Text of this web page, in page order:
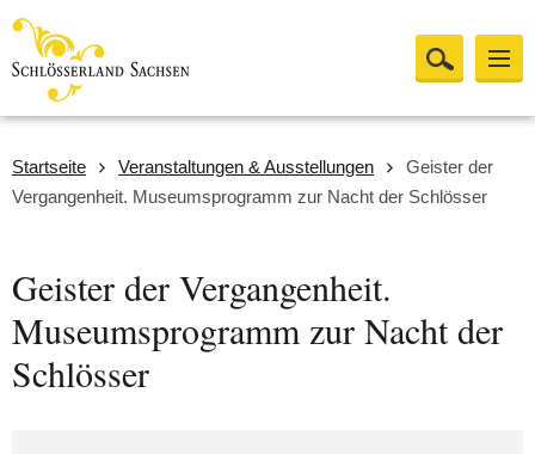
Startseite Veranstaltungen & Ausstellungen
Geister der
Vergangenheit. Museumsprogramm zur Nacht der Schlösser
Geister der Vergangenheit.
Museumsprogramm zur Nacht der
Schlösser